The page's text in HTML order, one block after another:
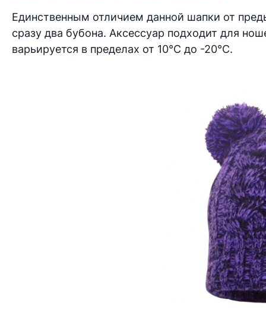
Единственным отличием данной шапки от
сразу два бубона. Аксессуар подходит для
варьируется в пределах от 10°C до -20°C.